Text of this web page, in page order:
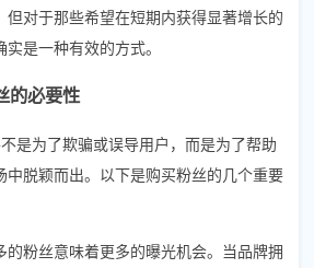
但对于那些希望在短期内获得显著增长的
是一种有效的方式。
的必要性
是为了欺骗或误导用户，而是为了帮助
中脱颖而出。以下是购买粉丝的几个重要
的粉丝意味着更多的曝光机会。当品牌拥